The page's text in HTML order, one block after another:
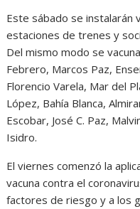
Este sábado se instalarán
estaciones de trenes y
Del mismo modo se
Febrero, Marcos Paz,
Florencio Varela, Mar del
López, Bahía Blanca,
Escobar, José C. Paz,
Isidro.
El viernes comenzó la
vacuna contra el
factores de riesgo y a los